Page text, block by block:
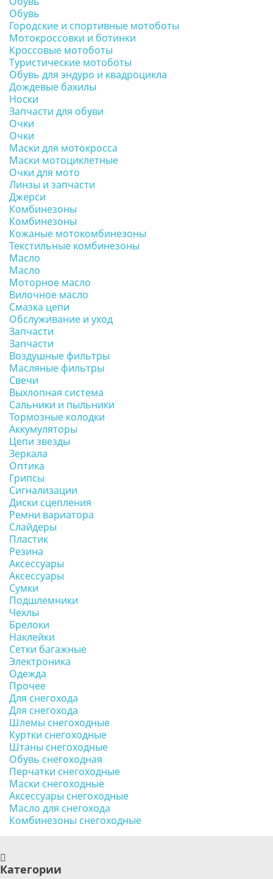
Обувь
Городские и спортивные мотоботы
Мотокроссовки и ботинки
Кроссовые мотоботы
Туристические мотоботы
Обувь для эндуро и квадроцикла
Дождевые бахилы
Носки
Запчасти для обуви
Очки
Очки
Маски для мотокросса
Маски мотоциклетные
Очки для мото
Линзы и запчасти
Джерси
Комбинезоны
Комбинезоны
Кожаные мотокомбинезоны
Текстильные комбинезоны
Масло
Масло
Моторное масло
Вилочное масло
Смазка цепи
Обслуживание и уход
Запчасти
Запчасти
Воздушные фильтры
Масляные фильтры
Свечи
Выхлопная система
Сальники и пыльники
Тормозные колодки
Аккумуляторы
Цепи звезды
Зеркала
Оптика
Грипсы
Сигнализации
Диски сцепления
Ремни вариатора
Слайдеры
Пластик
Резина
Аксессуары
Аксессуары
Сумки
Подшлемники
Чехлы
Брелоки
Наклейки
Сетки багажные
Электроника
Одежда
Прочее
Для снегохода
Для снегохода
Шлемы снегоходные
Куртки снегоходные
Штаны снегоходные
Обувь снегоходная
Перчатки снегоходные
Маски снегоходные
Аксессуары снегоходные
Масло для снегохода
Комбинезоны снегоходные
Категории